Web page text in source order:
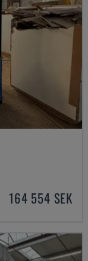
164 554 SEK